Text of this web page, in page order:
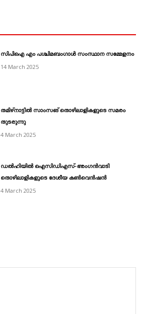
സിപിഐ എം പശ്ചിമബംഗാൾ സംസ്ഥാന സമ്മേളനം
14 March 2025
തമിഴ്‌നാട്ടിൽ സാംസങ്‌ തൊഴിലാളികളുടെ സമരം
തുടരുന്നു
4 March 2025
ഡൽഹിയിൽ ഐസിഡിഎസ്‌‐അംഗൻവാടി
തൊഴിലാളികളുടെ ദേശീയ കൺവെൻഷൻ
4 March 2025